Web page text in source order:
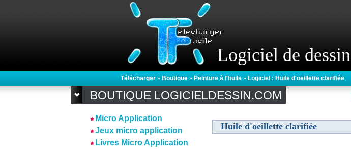
Logiciel de dessin
Télécharger » Boutique » Peinture à l'huile » Logiciel : Huile d'oeillette clarifiée
BOUTIQUE LOGICIELDESSIN.COM
Micro Application
Jeux micro application
Livres Micro Application
Huile d'oeillette clarifiée